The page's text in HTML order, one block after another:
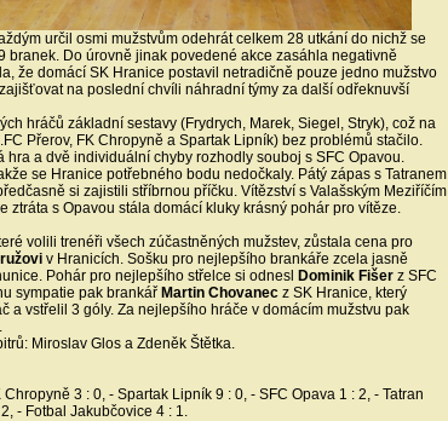
určil osmi mužstvům odehrát celkem 28 utkání do nichž se
branek. Do úrovně jinak povedené akce zasáhla negativně
že domácí SK Hranice postavil netradičně pouze jedno mužstvo
na poslední chvíli náhradní týmy za další odřeknuvší
hráčů základní sestavy (Frydrych, Marek, Siegel, Stryk), což na
Přerov, FK Chropyně a Spartak Lipník) bez problémů stačilo.
hra a dvě individuální chyby rozhodly souboj s SFC Opavou.
se Hranice potřebného bodu nedočkaly. Pátý zápas s Tatranem
si zajistili stříbrnou příčku. Vítězství s Valašským Meziříčím
ztráta s Opavou stála domácí kluky krásný pohár pro vítěze.
volili trenéři všech zúčastněných mužstev, zůstala cena pro
v Hranicích. Sošku pro nejlepšího brankáře zcela jasně
Pohár pro nejlepšího střelce si odnesl Dominik Fišer z SFC
sympatie pak brankář Martin Chovanec z SK Hranice, který
a vstřelil 3 góly. Za nejlepšího hráče v domácím mužstvu pak
.
Miroslav Glos a Zdeněk Štětka.
3 : 0, - Spartak Lipník 9 : 0, - SFC Opava 1 : 2, - Tatran
- Fotbal Jakubčovice 4 : 1.